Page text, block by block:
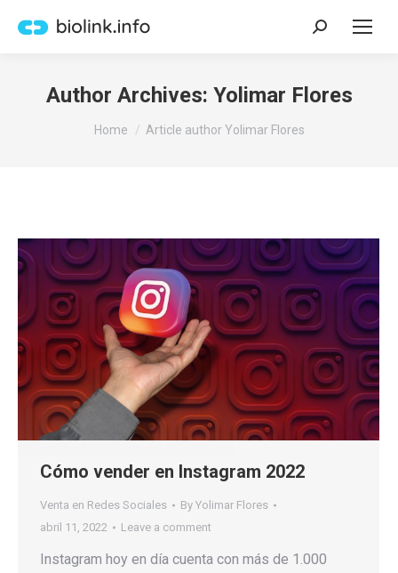
Search:
Author Archives: Yolimar Flores
You are here:
Home Article author Yolimar Flores
Cómo vender en Instagram 2022
Venta en Redes Sociales By Yolimar Flores
abril 11, 2022
Leave a comment
Instagram hoy en día cuenta con más de 1.000